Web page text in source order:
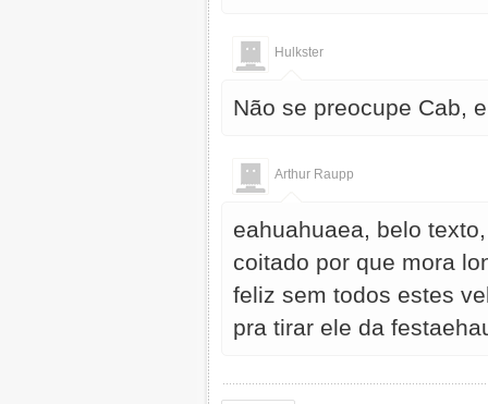
Hulkster
Não se preocupe Cab,
Arthur Raupp
eahuahuaea, belo
coitado por que mora
feliz sem todos estes
pra tirar ele da